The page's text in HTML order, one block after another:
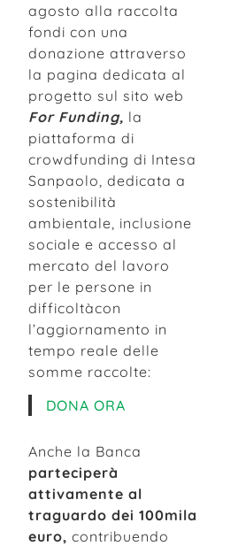
agosto alla raccolta
fondi con una
donazione attraverso
la pagina dedicata al
progetto sul sito web
For Funding, la
piattaforma di
crowdfunding di Intesa
Sanpaolo, dedicata a
sostenibilità
ambientale, inclusione
sociale e accesso al
mercato del lavoro
per le persone in
difficoltàcon
l’aggiornamento in
tempo reale delle
somme raccolte:
DONA ORA
Anche la Banca
parteciperà
attivamente al
traguardo dei 100mila
euro, contribuendo